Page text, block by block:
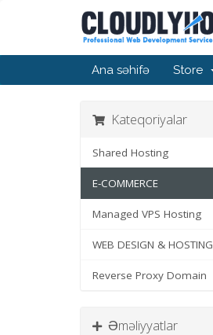
Ana səhifə Store
Kateqoriyalar
Shared Hosting
E-COMMERCE
Managed VPS Hosting
WEB DESIGN & HOSTING
Reverse Proxy Domain
Əməliyyatlar